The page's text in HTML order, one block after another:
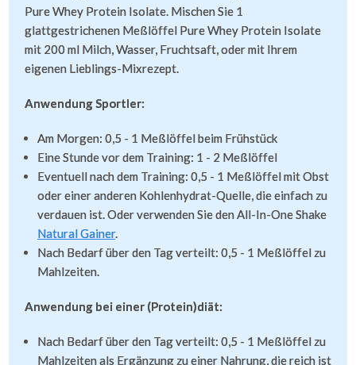
Pure Whey Protein Isolate. Mischen Sie 1
glattgestrichenen Meßlöffel Pure Whey Protein Isolate
mit 200 ml Milch, Wasser, Fruchtsaft, oder mit Ihrem
eigenen Lieblings-Mixrezept.
Anwendung Sportler:
Am Morgen: 0,5 - 1 Meßlöffel beim Frühstück
Eine Stunde vor dem Training: 1 - 2 Meßlöffel
Eventuell nach dem Training: 0,5 - 1 Meßlöffel mit Obst
oder einer anderen Kohlenhydrat-Quelle, die einfach zu
verdauen ist. Oder verwenden Sie den All-In-One Shake
Natural Gainer.
Nach Bedarf über den Tag verteilt: 0,5 - 1 Meßlöffel zu
Mahlzeiten.
Anwendung bei einer (Protein)diät:
Nach Bedarf über den Tag verteilt: 0,5 - 1 Meßlöffel zu
Mahlzeiten als Ergänzung zu einer Nahrung, die reich ist